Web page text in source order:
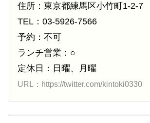
住所：東京都練馬区小竹町1-2-7
TEL：03-5926-7566
予約：不可
ランチ営業：○
定休日：日曜、月曜
URL：https://twitter.com/kintoki0330